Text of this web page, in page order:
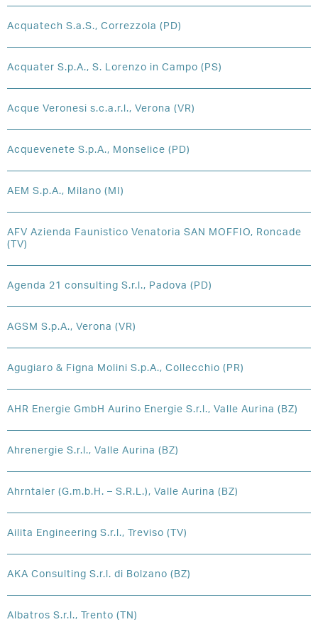
Acquatech S.a.S., Correzzola (PD)
Acquater S.p.A., S. Lorenzo in Campo (PS)
Acque Veronesi s.c.a.r.l., Verona (VR)
Acquevenete S.p.A., Monselice (PD)
AEM S.p.A., Milano (MI)
AFV Azienda Faunistico Venatoria SAN MOFFIO, Roncade
(TV)
Agenda 21 consulting S.r.l., Padova (PD)
AGSM S.p.A., Verona (VR)
Agugiaro & Figna Molini S.p.A., Collecchio (PR)
AHR Energie GmbH Aurino Energie S.r.l., Valle Aurina (BZ)
Ahrenergie S.r.l., Valle Aurina (BZ)
Ahrntaler (G.m.b.H. – S.R.L.), Valle Aurina (BZ)
Ailita Engineering S.r.l., Treviso (TV)
AKA Consulting S.r.l. di Bolzano (BZ)
Albatros S.r.l., Trento (TN)